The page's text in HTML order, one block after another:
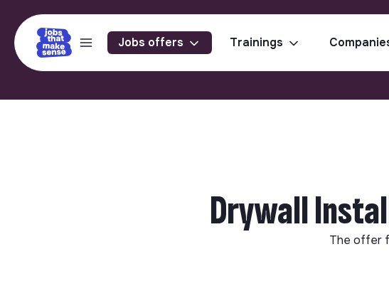
Jobs offers Trainings
Drywall
The offer